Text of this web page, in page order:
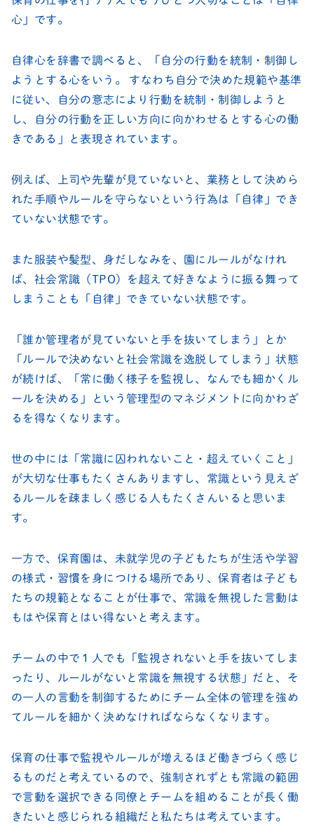
心」です。
自律心を辞書で調べると、「自分の行動を統制・制御し
ようとする心をいう。 すなわち自分で決めた規範や基準
に従い、自分の意志により行動を統制・制御しようと
し、自分の行動を正しい方向に向かわせるとする心の働
きである」と表現されています。
例えば、上司や先輩が見ていないと、業務として決めら
れた手順やルールを守らないという行為は「自律」でき
ていない状態です。
また服装や髪型、身だしなみを、園にルールがなけれ
ば、社会常識（TPO）を超えて好きなように振る舞って
しまうことも「自律」できていない状態です。
「誰か管理者が見ていないと手を抜いてしまう」とか
「ルールで決めないと社会常識を逸脱してしまう」状態
が続けば、「常に働く様子を監視し、なんでも細かくル
ールを決める」という管理型のマネジメントに向かわざ
るを得なくなります。
世の中には「常識に囚われないこと・超えていくこと」
が大切な仕事もたくさんありますし、常識という見えざ
るルールを疎ましく感じる人もたくさんいると思いま
す。
一方で、保育園は、未就学児の子どもたちが生活や学習
の様式・習慣を身につける場所であり、保育者は子ども
たちの規範となることが仕事で、常識を無視した言動は
もはや保育とはい得ないと考えます。
チームの中で１人でも「監視されないと手を抜いてしま
ったり、ルールがないと常識を無視する状態」だと、そ
の一人の言動を制御するためにチーム全体の管理を強め
てルールを細かく決めなければならなくなります。
保育の仕事で監視やルールが増えるほど働きづらく感じ
るものだと考えているので、強制されずとも常識の範囲
で言動を選択できる同僚とチームを組めることが長く働
きたいと感じられる組織だと私たちは考えています。